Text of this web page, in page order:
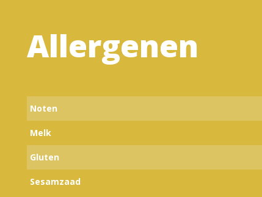
Allergenen
Noten
Melk
Gluten
Sesamzaad